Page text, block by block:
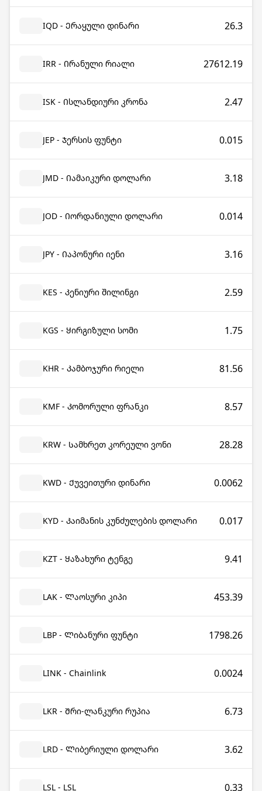
IQD - Ერაყული დინარი 26.3
IRR - Ირანული რიალი 27612.19
ISK - Ისლანდიური კრონა 2.47
JEP - Ჯერსის ფუნტი 0.015
JMD - Იამაიკური დოლარი 3.18
JOD - Იორდანიული დოლარი 0.014
JPY - Იაპონური იენი 3.16
KES - Კენიური შილინგი 2.59
KGS - Ყირგიზული სომი 1.75
KHR - Კამბოჯური რიელი 81.56
KMF - Კომორული ფრანკი 8.57
KRW - Სამხრეთ კორეული ვონი 28.28
KWD - Ქუვეითური დინარი 0.0062
KYD - Კაიმანის კუნძულების დოლარი 0.017
KZT - Ყაზახური ტენგე 9.41
LAK - Ლაოსური კიპი 453.39
LBP - Ლიბანური ფუნტი 1798.26
LINK - Chainlink 0.0024
LKR - Შრი-ლანკური რუპია 6.73
LRD - Ლიბერიული დოლარი 3.62
LSL - LSL 0.33